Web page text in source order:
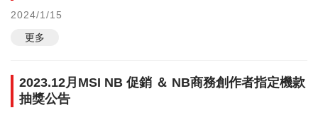
2024/1/15
更多
2023.12月MSI NB 促銷 ＆ NB商務創作者指定機款
抽獎公告